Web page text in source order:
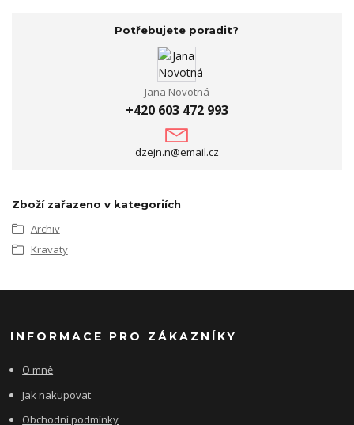
Potřebujete poradit?
Jana Novotná
+420 603 472 993
dzejn.n@email.cz
Zboží zařazeno v kategoriích
Archiv
Kravaty
INFORMACE PRO ZÁKAZNÍKY
O mně
Jak nakupovat
Obchodní podmínky